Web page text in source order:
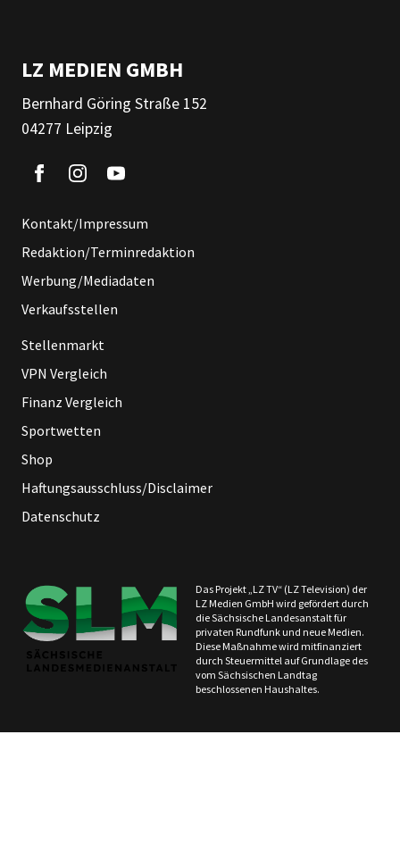
LZ MEDIEN GMBH
Bernhard Göring Straße 152
04277 Leipzig
Kontakt/Impressum
Redaktion/Terminredaktion
Werbung/Mediadaten
Verkaufsstellen
Stellenmarkt
VPN Vergleich
Finanz Vergleich
Sportwetten
Shop
Haftungsausschluss/Disclaimer
Datenschutz
Das Projekt „LZ TV“ (LZ Television) der
LZ Medien GmbH wird gefördert durch
die Sächsische Landesanstalt für
privaten Rundfunk und neue Medien.
Diese Maßnahme wird mitfinanziert
durch Steuermittel auf Grundlage des
vom Sächsischen Landtag
beschlossenen Haushaltes.